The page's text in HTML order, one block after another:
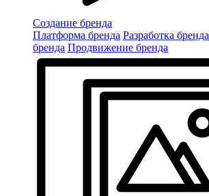
Создание бренда
Платформа бренда Разработка бренда
бренда Продвижение бренда